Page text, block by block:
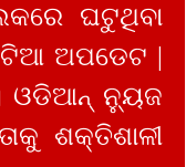
ଘଟୁଥିବା
ଅପଡେଟ |
ଓଡିଆନ୍ ନ୍ୟୁଜ
ଶକ୍ତିଶାଳୀ